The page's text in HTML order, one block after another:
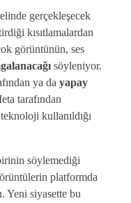
gerçekleşecek
kısıtlamalardan
görüntünün, ses
söyleniyor.
ya da yapay
tarafından
kullanıldığı
söylemediği
platformda
Yeni siyasette bu